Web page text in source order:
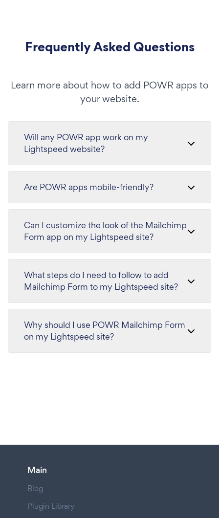
Frequently Asked Questions
Learn more about how to add POWR apps to
your website.
Will any POWR app work on my
Lightspeed website?
Are POWR apps mobile-friendly?
Can I customize the look of the Mailchimp
Form app on my Lightspeed site?
What steps do I need to follow to add
Mailchimp Form to my Lightspeed site?
Why should I use POWR Mailchimp Form
on my Lightspeed site?
Main
Blog
Plugin Library